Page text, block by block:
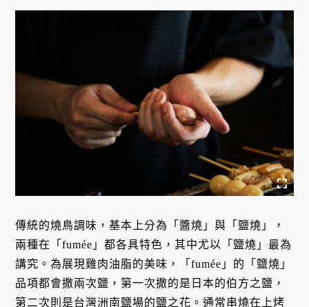
傳統的燒鳥調味，基本上分為「醬燒」與「鹽燒」，
兩種在「fumée」都各具特色，其中尤以「鹽燒」最為
講究。為展現雞肉油脂的美味，「fumée」的「鹽燒」
品項都會撒兩次鹽，第一次撒的是日本的伯方之鹽，
第二次則是台灣洲南鹽場的鹽之花。通常串燒在上烤